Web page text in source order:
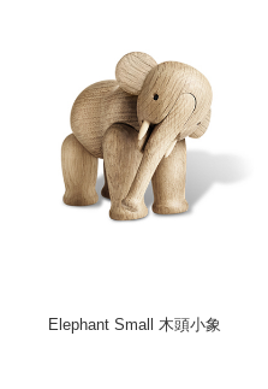
Elephant Small 木頭小象